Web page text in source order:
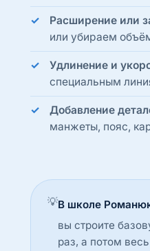
Расширение или
или убираем
Удлинение и
специальным
Добавление
манжеты, пояс,
💡В школе
вы строите
раз, а потом